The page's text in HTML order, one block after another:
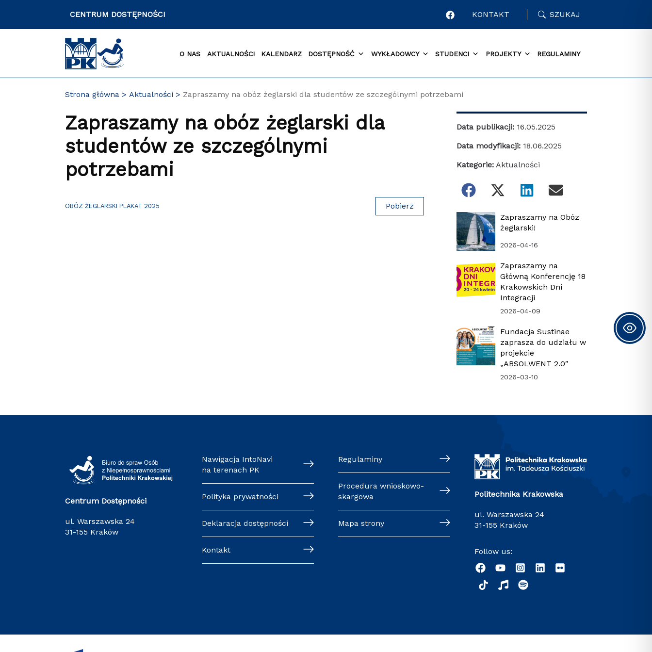
CENTRUM DOSTĘPNOŚCI KONTAKT SZUKAJ
O NAS AKTUALNOŚCI KALENDARZ DOSTĘPNOŚĆ WYKŁADOWCY STUDENCI PROJEKTY REGULAMINY
Strona główna Aktualności Zapraszamy na obóz żeglarski dla studentów ze szczególnymi potrzebami
Zapraszamy na obóz żeglarski dla
studentów ze szczególnymi
potrzebami
OBÓZ ŻEGLARSKI PLAKAT 2025 Pobierz
Data publikacji: 16.05.2025
Data modyfikacji: 18.06.2025
Kategorie: Aktualności
Zapraszamy na Obóz
żeglarski!
2026-04-16
Zapraszamy na
Główną Konferencję 18
Krakowskich Dni
Integracji
2026-04-09
Fundacja Sustinae
zaprasza do udziału w
projekcie
„ABSOLWENT 2.0″
2026-03-10
Centrum Dostępności
ul. Warszawska 24
31-155 Kraków
Nawigacja IntoNavi
na terenach PK
Polityka prywatności
Deklaracja dostępności
Kontakt
Regulaminy
Procedura wnioskowo-
skargowa
Mapa strony
Politechnika Krakowska
ul. Warszawska 24
31-155 Kraków
Follow us: